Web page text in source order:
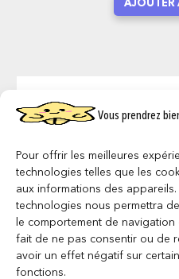
Vous prendrez
Pour offrir les meilleures
technologies telles que les
aux informations des
technologies nous permettra
le comportement de
fait de ne pas consentir ou de
avoir un effet négatif sur
fonctions.
AJOUTER